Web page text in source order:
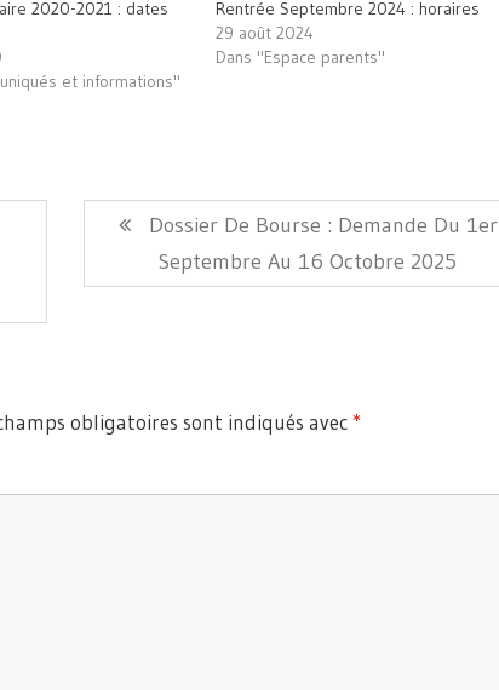
2020-2021 : dates
et informations"
Rentrée Septembre 2024 : horaires
29 août 2024
Dans "Espace parents"
Article
Suivant:
Dossier De Bourse : Demande Du 1er
Septembre Au 16 Octobre 2025
obligatoires sont indiqués avec*